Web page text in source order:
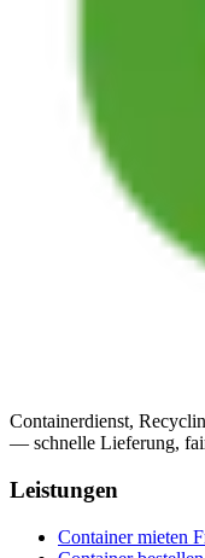
Containerdienst,
— schnelle Lieferung,
Leistungen
Container mieten